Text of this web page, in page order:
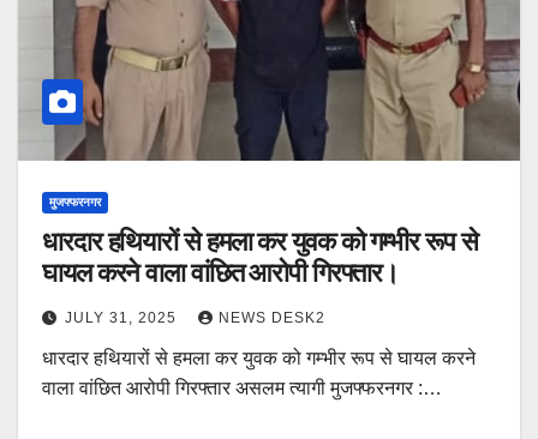
मुजफ्फरनगर
धारदार हथियारों से हमला कर युवक को गम्भीर रूप से
घायल करने वाला वांछित आरोपी गिरफ्तार।
JULY 31, 2025 NEWS DESK2
धारदार हथियारों से हमला कर युवक को गम्भीर रूप से घायल करने
वाला वांछित आरोपी गिरफ्तार असलम त्यागी मुजफ्फरनगर :…